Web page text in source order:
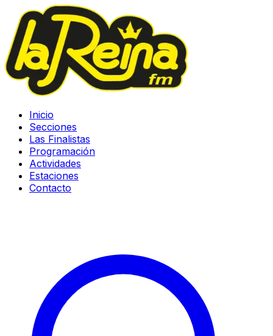
Inicio
Secciones
Las Finalistas
Programación
Actividades
Estaciones
Contacto